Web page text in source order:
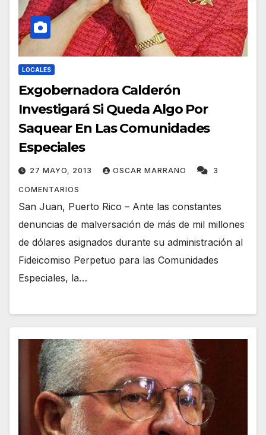
LOCALES
Exgobernadora Calderón
Investigará Si Queda Algo Por
Saquear En Las Comunidades
Especiales
27 MAYO, 2013 OSCAR MARRANO 3
COMENTARIOS
San Juan, Puerto Rico – Ante las constantes
denuncias de malversación de más de mil millones
de dólares asignados durante su administración al
Fideicomiso Perpetuo para las Comunidades
Especiales, la…